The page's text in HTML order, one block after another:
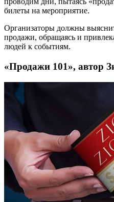
билеты на мероприятие.
Организаторы должны
продажи, обращаясь и
людей к событиям.
«Продажи 101», автор